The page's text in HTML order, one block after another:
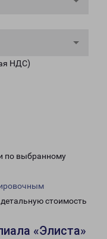
НДС)
по выбранному
стоимость
«Элиста»